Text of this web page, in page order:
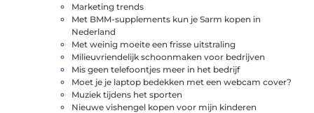
Marketing trends
Met BMM-supplements kun je Sarm kopen in
Nederland
Met weinig moeite een frisse uitstraling
Milieuvriendelijk schoonmaken voor bedrijven
Mis geen telefoontjes meer in het bedrijf
Moet je je laptop bedekken met een webcam cover?
Muziek tijdens het sporten
Nieuwe vishengel kopen voor mijn kinderen